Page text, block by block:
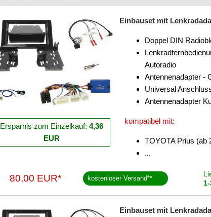
Ersparnis zum Einzelkauf: 4,36
EUR
Einbauset mit
Doppel DIN
Autoradio
Antennenadapter -
Universal
Antennenadapter
kompatibel mit:
TOYOTA Prius (ab
...
80,00 EUR* kostenloser Versand**
Einbauset mit